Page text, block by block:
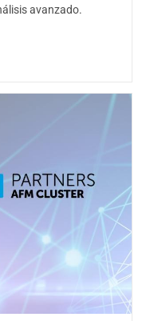
avanzado.